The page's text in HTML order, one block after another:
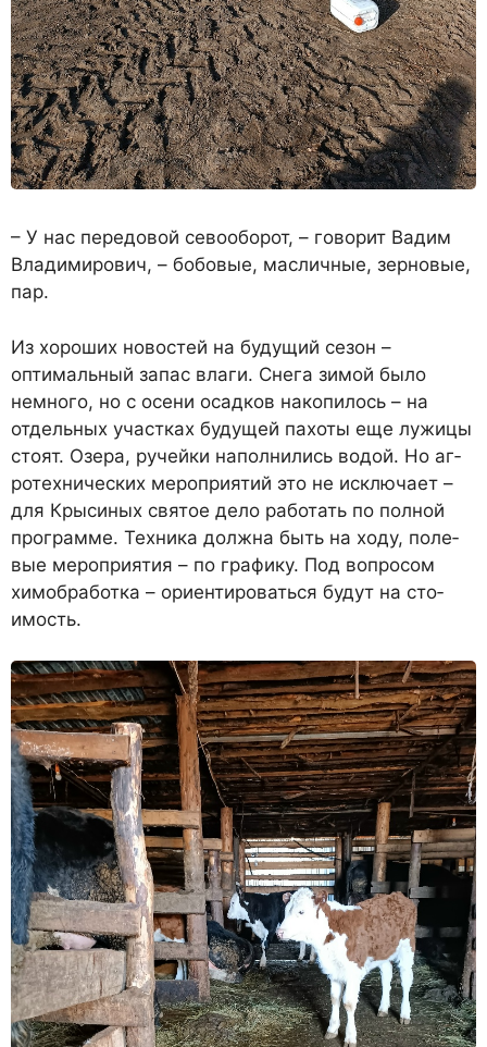
– У нас передовой севообо­рот, – говорит Вадим
Владими­рович, – бобовые, масличные, зерновые,
пар.
Из хороших новостей на бу­дущий сезон –
оптимальный запас влаги. Снега зимой было
немного, но с осени осадков накопилось – на
отдельных участках будущей пахоты еще лужицы
стоят. Озера, ручей­ки наполнились водой. Но аг­
ротехнических мероприятий это не исключает –
для Кры­синых святое дело работать по полной
программе. Техни­ка должна быть на ходу, поле­
вые мероприятия – по графику. Под вопросом
химобработка – ориентироваться будут на сто­
имость.